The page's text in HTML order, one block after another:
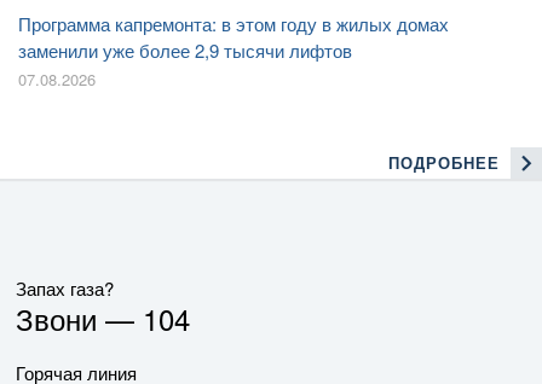
Программа капремонта: в этом году в жилых домах
заменили уже более 2,9 тысячи лифтов
07.08.2026
ПОДРОБНЕЕ
Запах газа?
Звони — 104
Горячая линия